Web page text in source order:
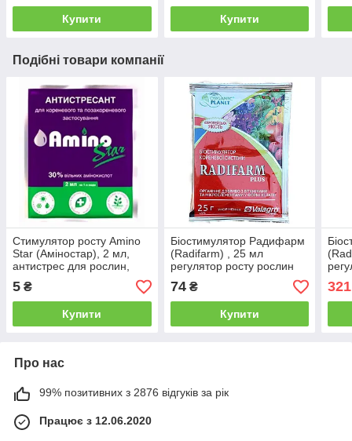
Купити Купити
Подібні товари компанії
Стимулятор росту Amino
Star (Аміностар), 2 мл,
антистрес для рослин,
Кіссон
5 ₴
Купити
Біостимулятор Радифарм
(Radifarm) , 25 мл
регулятор росту рослин
Valagro
74₴
Купити
Про нас
99% позитивних з 2876 відгуків за рік
Працює з 12.06.2020